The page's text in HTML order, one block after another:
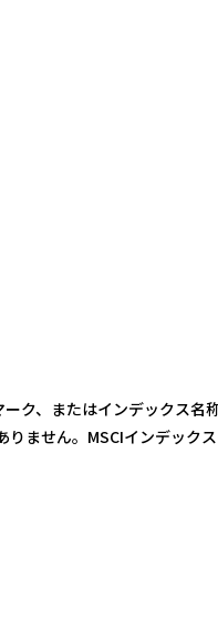
ク、またはインデックス名
ません。MSCIインデックス